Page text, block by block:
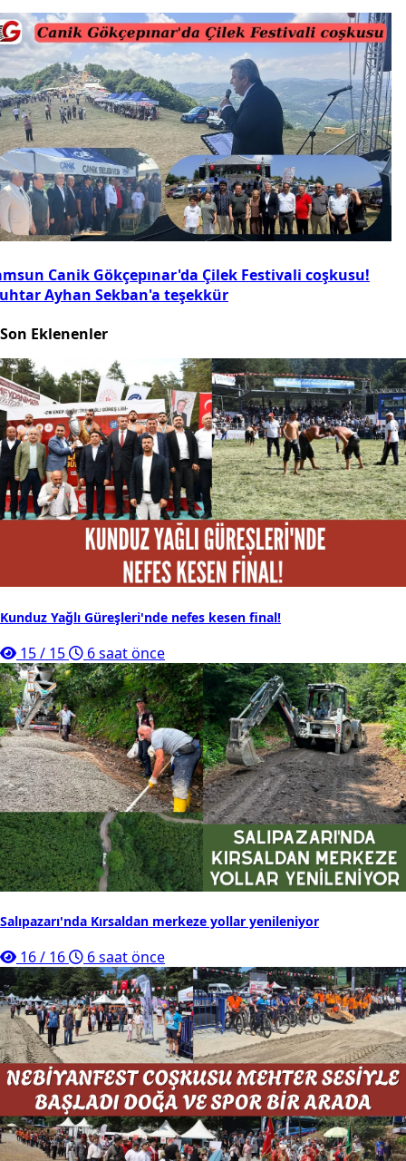
Canik Gökçepınar'da Çilek Festivali coşkusu!
Ayhan Sekban'a teşekkür
Son Eklenenler
Kunduz Yağlı Güreşleri'nde nefes kesen final!
15/ 15 6 saat önce
Salıpazarı'nda Kırsaldan merkeze yollar yenileniyor
16/ 16 6 saat önce